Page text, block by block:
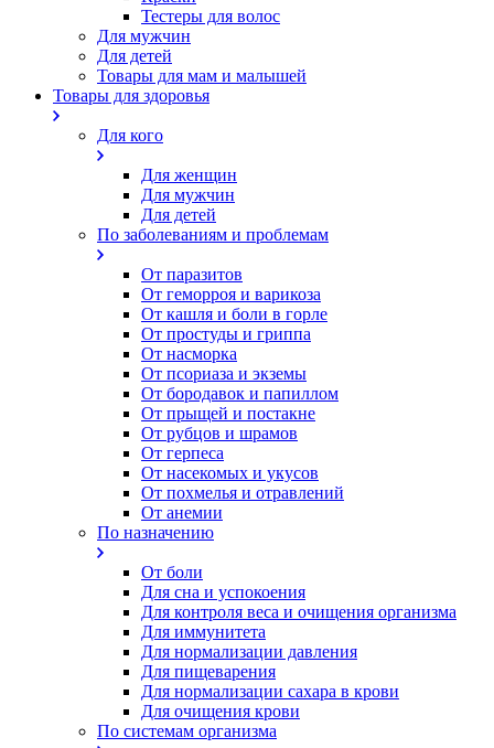
Тестеры для волос
Для мужчин
Для детей
Товары для мам и малышей
Товары для здоровья
Для кого
Для женщин
Для мужчин
Для детей
По заболеваниям и проблемам
От паразитов
Oт геморроя и варикоза
От кашля и боли в горле
От простуды и гриппа
От насморка
Oт псориаза и экземы
От бородавок и папиллом
От прыщей и постакне
От рубцов и шрамов
От герпеса
От насекомых и укусов
От похмелья и отравлений
От анемии
По назначению
От боли
Для сна и успокоения
Для контроля веса и очищения организма
Для иммунитета
Для нормализации давления
Для пищеварения
Для нормализации сахара в крови
Для очищения крови
По системам организма